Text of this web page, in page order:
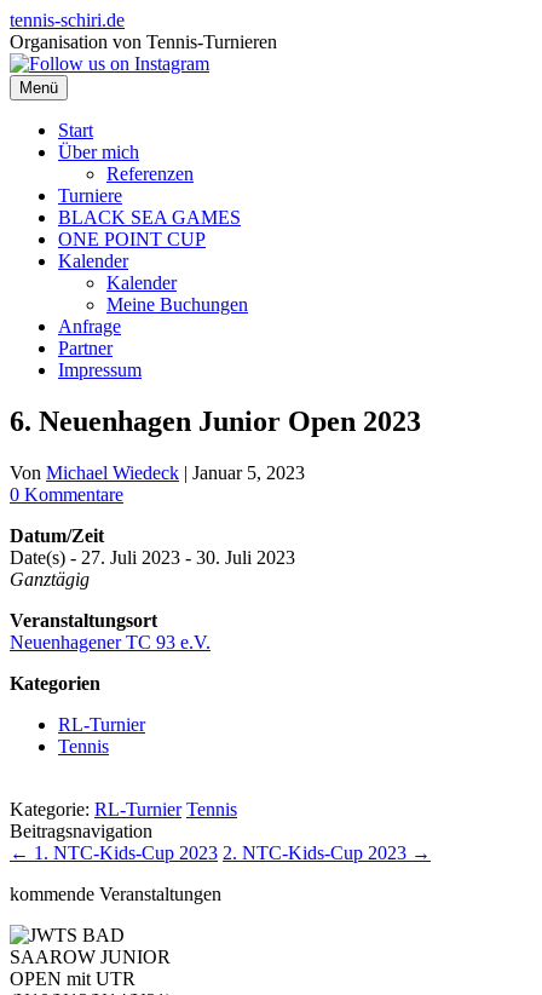
Zum
Inhalt
springen
tennis-schiri.de
Organisation von Tennis-Turnieren
Menü
Start
Über mich
Referenzen
Turniere
BLACK SEA GAMES
ONE POINT CUP
Kalender
Kalender
Meine Buchungen
Anfrage
Partner
Impressum
6. Neuenhagen Junior Open 2023
Von Michael Wiedeck | Januar 5, 2023
0 Kommentare
Datum/Zeit
Date(s) - 27. Juli 2023 - 30. Juli 2023
Ganztägig
Veranstaltungsort
Neuenhagener TC 93 e.V.
Kategorien
RL-Turnier
Tennis
Kategorie: RL-Turnier Tennis
Beitragsnavigation
← 1. NTC-Kids-Cup 2023 2. NTC-Kids-Cup 2023 →
kommende Veranstaltungen